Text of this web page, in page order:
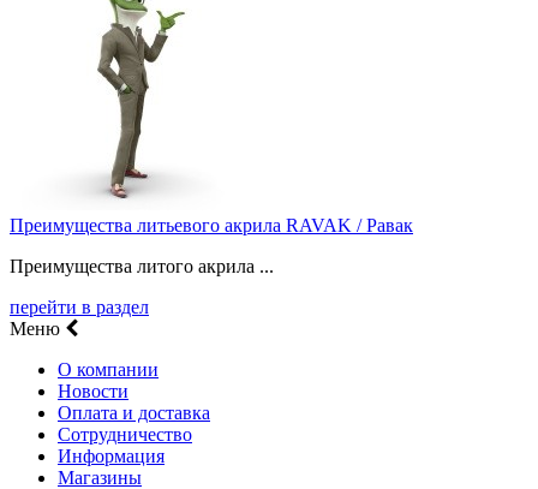
Преимущества литьевого акрила RAVAK / Равак
Преимущества литого акрила ...
перейти в раздел
Меню
О компании
Новости
Оплата и доставка
Сотрудничество
Информация
Магазины